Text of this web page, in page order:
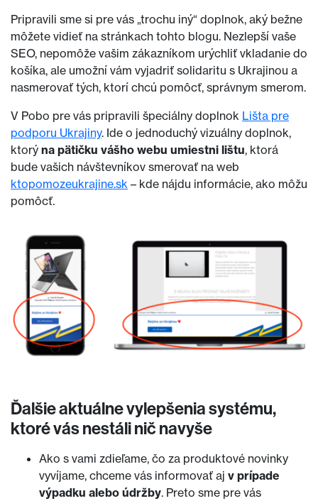
Pripravili sme si pre vás „trochu iný“ doplnok, aký bežne
môžete vidieť na stránkach tohto blogu. Nezlepší vaše
SEO, nepomôže vašim zákazníkom urýchliť vkladanie do
košíka, ale umožní vám vyjadriť solidaritu s Ukrajinou a
nasmerovať tých, ktorí chcú pomôcť, správnym smerom.
V Pobo pre vás pripravili špeciálny doplnok Lišta pre
podporu Ukrajiny. Ide o jednoduchý vizuálny doplnok,
ktorý na pätičku vášho webu umiestni lištu, ktorá
bude vašich návštevníkov smerovať na web
ktopomozeukrajine.sk – kde nájdu informácie, ako môžu
pomôcť.
Ďalšie aktuálne vylepšenia systému,
ktoré vás nestáli nič navyše
Ako s vami zdieľame, čo za produktové novinky
vyvíjame, chceme vás informovať aj v prípade
výpadku alebo údržby. Preto sme pre vás